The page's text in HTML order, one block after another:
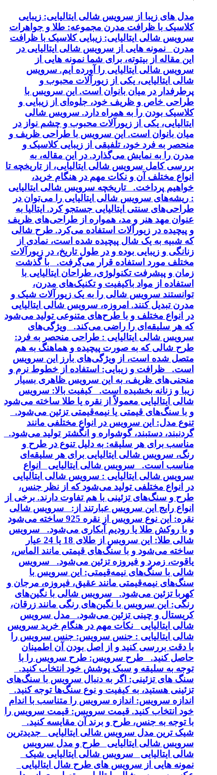
مدل های زیبا از سرویس شالی ایتالیایی: زیبایی
کلاسیک با ظرافت مدرن مجموعه: طلا و جواهرات
سرویس شالی ایتالیایی: زیبایی کلاسیک با ظرافت
مدرن نمونه هایی از سرویس شالی ایتالیایی در
این مقاله از بیتوته، برای شما نمونه هایی از
سرویس شالی ایتالیایی را آورده ایم. سرویس
شالی ایتالیایی، یکی از زیورآلات محبوب و
پرطرفدار در میان بانوان است. این سرویس با
طراحی خاص و ظریف خود، جلوه‌ای از زیبایی و
کلاسیک بودن را به همراه دارد. سرویس شالی
ایتالیایی، یکی از زیورآلات محبوب و چشم نواز در
میان بانوان است. این سرویس با طراحی ظریف و
منحصر به فرد خود، تلفیقی از زیبایی کلاسیک و
مدرن را به نمایش می‌گذارد. در این مقاله، به
بررسی کامل سرویس شالی ایتالیایی، از تاریخچه تا
انواع مختلف آن و نکات مهم در هنگام خرید،
خواهیم پرداخت. تاریخچه سرویس شالی ایتالیایی
: ریشه‌های سرویس شالی ایتالیایی را می‌توان در
طراحی‌های سنتی ایتالیایی جستجو کرد. ایتالیا به
عنوان مهد هنر و مد، همواره از طراحی‌های ظریف
و پیچیده در زیورآلات استفاده می‌کرد. طرح شالی
که شبیه به یک شال پیچیده شده است، نمادی از
زنانگی و زیبایی بوده و در طول تاریخ، در زیورآلات
مختلف مورد استفاده قرار می‌گرفت. با گذشت
زمان و پیشرفت تکنولوژی، طراحان ایتالیایی با
استفاده از مواد باکیفیت و تکنیک‌های مدرن،
توانستند سرویس شالی را به یک زیورآلات شیک و
مدرن تبدیل کنند. امروزه، سرویس شالی ایتالیایی
در انواع مختلف و با طرح‌های متنوعی تولید می‌شود
که هر سلیقه‌ای را راضی می‌کند. ویژگی‌های
سرویس شالی ایتالیایی : طراحی منحصر به فرد:
طرح شالی که به صورت پیچیده و هماهنگ به هم
متصل شده است، از ویژگی‌های بارز این سرویس
است. ظرافت و زیبایی: استفاده از خطوط نرم و
منحنی‌های ظریف، به این سرویس ظاهری بسیار
زیبا و زنانه بخشیده است. کیفیت بالا: سرویس
شالی ایتالیایی معمولاً از نقره یا طلا ساخته می‌شود
و با سنگ‌های قیمتی یا نیمه‌قیمتی تزئین می‌شود.
تنوع مدل: این سرویس در انواع مختلفی مانند
گردنبند، دستبند، گوشواره و انگشتر تولید می‌شود.
مناسب برای هر سلیقه: به دلیل تنوع در طرح و
رنگ، سرویس شالی ایتالیایی برای هر سلیقه‌ای
مناسب است. سرویس شالی ایتالیایی انواع
سرویس شالی ایتالیایی : سرویس شالی ایتالیایی
در انواع مختلفی تولید می‌شود که از نظر جنس،
طرح و سنگ‌های تزئینی با هم تفاوت دارند. برخی از
انواع رایج این سرویس عبارتند از: سرویس شالی
نقره: این نوع سرویس از نقره 925 ساخته می‌شود
و با روکش طلا یا رودیم آبکاری می‌شود. سرویس
شالی طلا: این سرویس از طلای 18 یا 24 عیار
ساخته می‌شود و با سنگ‌های قیمتی مانند الماس،
یاقوت، زمرد و فیروزه تزئین می‌شود. سرویس
شالی با سنگ‌های نیمه‌قیمتی: این سرویس با
سنگ‌های نیمه‌قیمتی مانند عقیق، فیروزه، مرجان و
کهربا تزئین می‌شود. سرویس شالی با نگین‌های
رنگی: این سرویس با نگین‌های رنگی مانند زرقان،
کریستال و چینی تزئین می‌شود. مدل سرویس
شالی ایتالیایی نکات مهم در هنگام خرید سرویس
شالی ایتالیایی : جنس سرویس: جنس سرویس را
با دقت بررسی کنید و از اصل بودن آن اطمینان
حاصل کنید. طرح سرویس: طرح سرویس را با
توجه به سلیقه و سبک پوشش خود انتخاب کنید.
سنگ های تزئینی: اگر به دنبال سرویس با سنگ‌های
تزئینی هستید، به کیفیت و نوع سنگ‌ها توجه کنید.
اندازه سرویس: اندازه سرویس را متناسب با اندام
خود انتخاب کنید. قیمت سرویس: قیمت سرویس را
با توجه به جنس، طرح و برند آن مقایسه کنید.
شیک ترین مدل سرویس شالی ایتالیایی جدیدترین
سرویس شالی ایتالیایی طرح و مدل سرویس
شالی ایتالیایی سرویس شالی ایتالیایی شیک
نمونه هایی از سرویس های طرح شال ایتالیایی